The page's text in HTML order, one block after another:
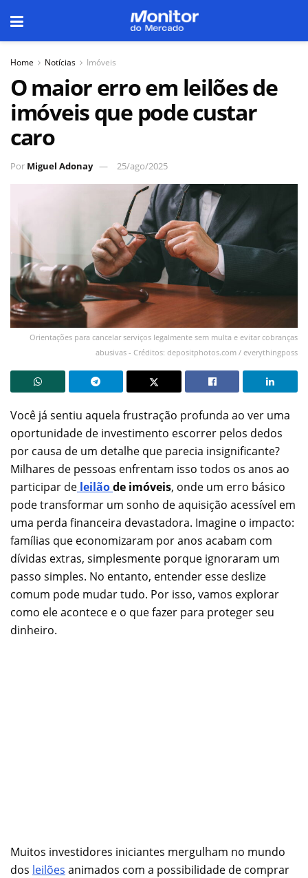
Home Notícias Imóveis
O maior erro em leilões de
imóveis que pode custar
caro
Por Miguel Adonay 25/ago/2025
Orientações para cancelar serviços legalmente sem multa e evitar cobranças
abusivas - Créditos: depositphotos.com / everythingposs
Você já sentiu aquela frustração profunda ao ver uma
oportunidade de investimento escorrer pelos dedos
por causa de um detalhe que parecia insignificante?
Milhares de pessoas enfrentam isso todos os anos ao
participar de leilãode imóveis, onde um erro básico
pode transformar um sonho de aquisição acessível em
uma perda financeira devastadora. Imagine o impacto:
famílias que economizaram por anos acabam com
dívidas extras, simplesmente porque ignoraram um
passo simples. No entanto, entender esse deslize
comum pode mudar tudo. Por isso, vamos explorar
como ele acontece e o que fazer para proteger seu
dinheiro.
Muitos investidores iniciantes mergulham no mundo
dos leilões animados com a possibilidade de comprar